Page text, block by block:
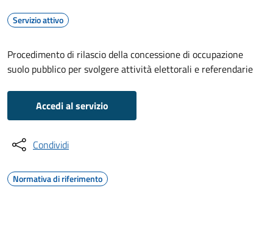
Servizio attivo
Procedimento di rilascio della concessione di occupazione
suolo pubblico per svolgere attività elettorali e referendarie
Accedi al servizio
Condividi
Normativa di riferimento